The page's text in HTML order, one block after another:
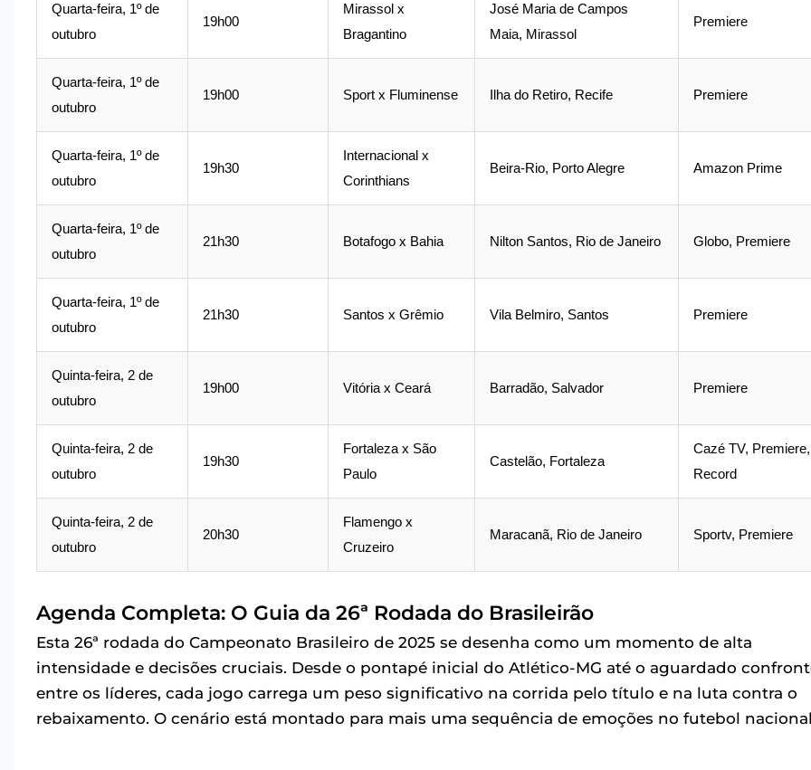
Quarta-feira, 1º de
outubro
19h00
Mirassol x
Bragantino
José Maria de Campos
Maia, Mirassol
Premiere
Quarta-feira, 1º de
outubro
19h00 Sport x Fluminense Ilha do Retiro, Recife Premiere
Quarta-feira, 1º de
outubro
19h30
Internacional x
Corinthians
Beira-Rio, Porto Alegre Amazon Prime
Quarta-feira, 1º de
outubro
21h30 Botafogo x Bahia Nilton Santos, Rio de Janeiro Globo, Premiere
Quarta-feira, 1º de
outubro
21h30 Santos x Grêmio Vila Belmiro, Santos Premiere
Quinta-feira, 2 de
outubro
19h00 Vitória x Ceará Barradão, Salvador Premiere
Quinta-feira, 2 de
outubro
19h30
Fortaleza x São
Paulo
Castelão, Fortaleza
Cazé TV, Premiere,
Record
Quinta-feira, 2 de
outubro
20h30
Flamengo x
Cruzeiro
Maracanã, Rio de Janeiro Sportv, Premiere
Agenda Completa: O Guia da 26ª Rodada do Brasileirão
Esta 26ª rodada do Campeonato Brasileiro de 2025 se desenha como um momento de alta
intensidade e decisões cruciais. Desde o pontapé inicial do Atlético-MG até o aguardado
entre os líderes, cada jogo carrega um peso significativo na corrida pelo título e na luta contra o
rebaixamento. O cenário está montado para mais uma sequência de emoções no futebol